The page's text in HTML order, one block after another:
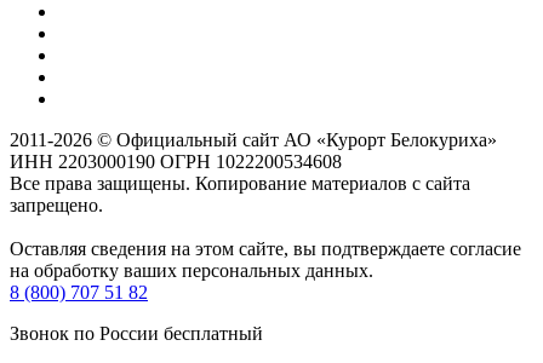
2011-2026 © Официальный сайт АО «Курорт Белокуриха»
ИНН 2203000190 ОГРН 1022200534608
Все права защищены. Копирование материалов с сайта
запрещено.
Оставляя сведения на этом сайте, вы подтверждаете согласие
на обработку ваших персональных данных.
8 (800) 707 51 82
Звонок по России бесплатный